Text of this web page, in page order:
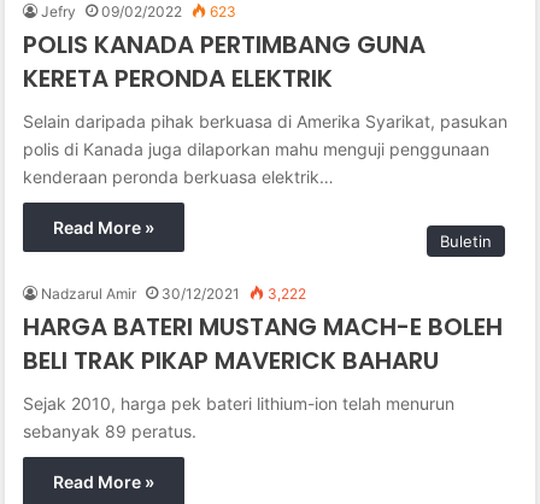
Jefry 09/02/2022 623
POLIS KANADA PERTIMBANG GUNA
KERETA PERONDA ELEKTRIK
Selain daripada pihak berkuasa di Amerika Syarikat, pasukan
polis di Kanada juga dilaporkan mahu menguji penggunaan
kenderaan peronda berkuasa elektrik…
Read More »
Buletin
Nadzarul Amir 30/12/2021 3,222
HARGA BATERI MUSTANG MACH-E BOLEH
BELI TRAK PIKAP MAVERICK BAHARU
Sejak 2010, harga pek bateri lithium-ion telah menurun
sebanyak 89 peratus.
Read More »